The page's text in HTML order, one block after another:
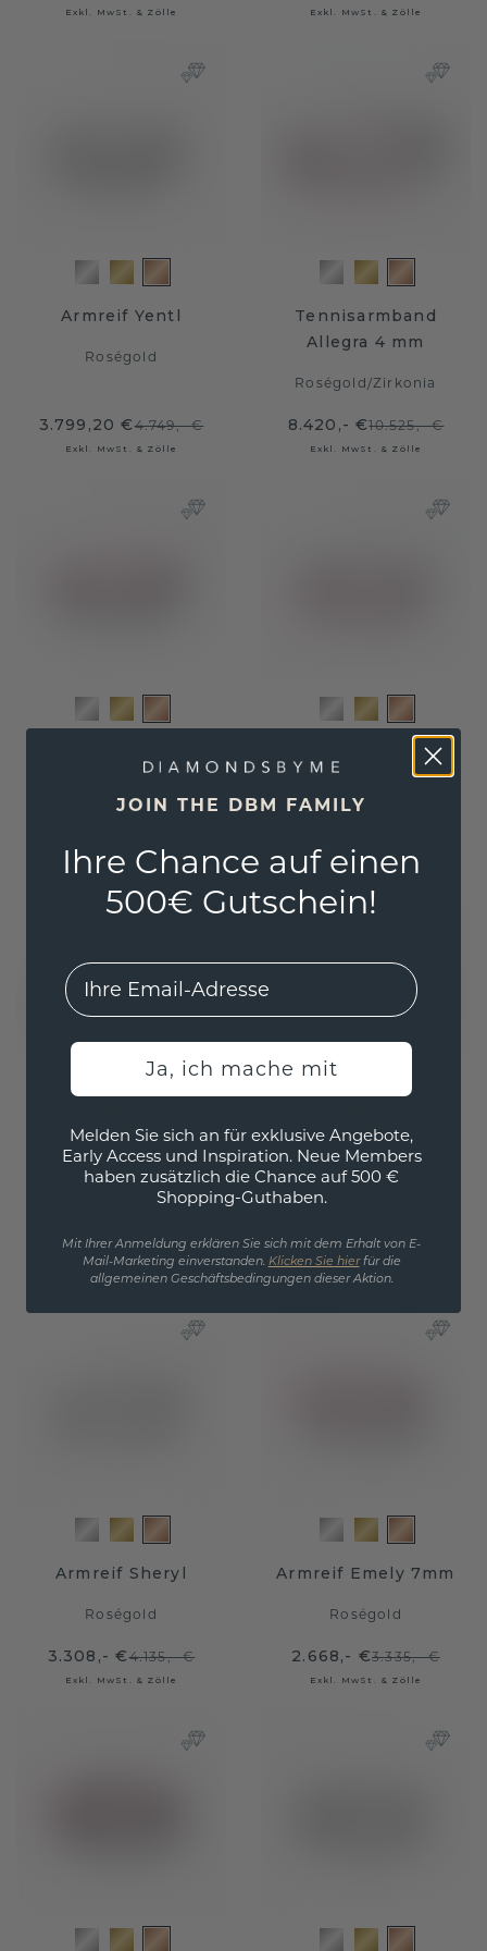
Exkl. MwSt. & Zölle Exkl. MwSt. & Zölle
Armreif Yentl
Roségold
3.799,20 €4.749,- €
Exkl. MwSt. & Zölle
Tennisarmband
Allegra 4 mm
Roségold/Zirkonia
8.420,- €10.525,- €
Exkl. MwSt. & Zölle
Exkl. MwSt. & Zölle
Armband Desire
Exkl. MwSt. & Zölle
Armband Roxane
Zirkonia
3.668,- €4.585,- €
Exkl. MwSt. & Zölle
Armband Myrthe
Roségold
4.036,- €5.045,- €
Exkl. MwSt. & Zölle
Armreif Sheryl
Roségold
3.308,- €4.135,- €
Exkl. MwSt. & Zölle
Armreif Emely 7mm
Roségold
2.668,- €3.335,- €
Exkl. MwSt. & Zölle
JOIN THE DBM FAMILY
Ihre Chance auf einen
500€ Gutschein!
EMail
Ja, ich mache mit
Melden Sie sich an für exklusive Angebote,
Early Access und Inspiration. Neue Members
haben zusätzlich die Chance auf 500 €
Shopping-Guthaben.
Mit Ihrer Anmeldung erklären Sie sich mit dem Erhalt von E-
Mail-Marketing einverstanden. Klicken Sie hierfür die
allgemeinen Geschäftsbedingungen dieser Aktion.